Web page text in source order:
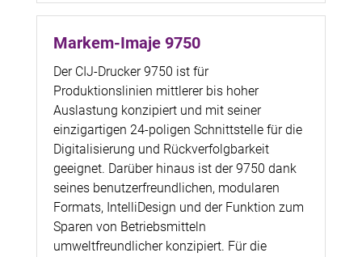
Markem-Imaje 9750
Der CIJ-Drucker 9750 ist für
Produktionslinien mittlerer bis hoher
Auslastung konzipiert und mit seiner
einzigartigen 24-poligen Schnittstelle für die
Digitalisierung und Rückverfolgbarkeit
geeignet. Darüber hinaus ist der 9750 dank
seines benutzerfreundlichen, modularen
Formats, IntelliDesign und der Funktion zum
Sparen von Betriebsmitteln
umweltfreundlicher konzipiert. Für die